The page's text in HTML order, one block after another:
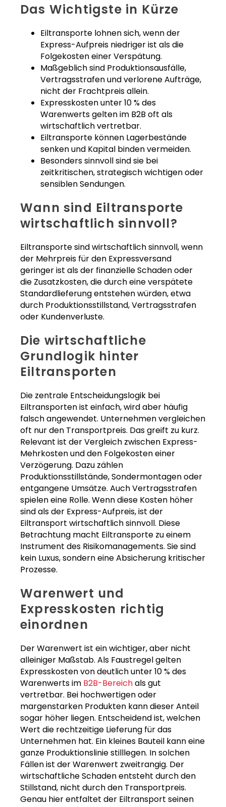
Das Wichtigste in Kürze
Eiltransporte lohnen sich, wenn der
Express-Aufpreis niedriger ist als die
Folgekosten einer Verspätung.
Maßgeblich sind Produktionsausfälle,
Vertragsstrafen und verlorene Aufträge,
nicht der Frachtpreis allein.
Expresskosten unter 10 % des
Warenwerts gelten im B2B oft als
wirtschaftlich vertretbar.
Eiltransporte können Lagerbestände
senken und Kapital binden vermeiden.
Besonders sinnvoll sind sie bei
zeitkritischen, strategisch wichtigen oder
sensiblen Sendungen.
Wann sind Eiltransporte
wirtschaftlich sinnvoll?
Eiltransporte sind wirtschaftlich sinnvoll, wenn
der Mehrpreis für den Expressversand
geringer ist als der finanzielle Schaden oder
die Zusatzkosten, die durch eine verspätete
Standardlieferung entstehen würden, etwa
durch Produktionsstillstand, Vertragsstrafen
oder Kundenverluste.
Die wirtschaftliche
Grundlogik hinter
Eiltransporten
Die zentrale Entscheidungslogik bei
Eiltransporten ist einfach, wird aber häufig
falsch angewendet. Unternehmen vergleichen
oft nur den Transportpreis. Das greift zu kurz.
Relevant ist der Vergleich zwischen Express-
Mehrkosten und den Folgekosten einer
Verzögerung. Dazu zählen
Produktionsstillstände, Sondermontagen oder
entgangene Umsätze. Auch Vertragsstrafen
spielen eine Rolle. Wenn diese Kosten höher
sind als der Express-Aufpreis, ist der
Eiltransport wirtschaftlich sinnvoll. Diese
Betrachtung macht Eiltransporte zu einem
Instrument des Risikomanagements. Sie sind
kein Luxus, sondern eine Absicherung kritischer
Prozesse.
Warenwert und
Expresskosten richtig
einordnen
Der Warenwert ist ein wichtiger, aber nicht
alleiniger Maßstab. Als Faustregel gelten
Expresskosten von deutlich unter 10 % des
Warenwerts im B2B-Bereichals gut
vertretbar. Bei hochwertigen oder
margenstarken Produkten kann dieser Anteil
sogar höher liegen. Entscheidend ist, welchen
Wert die rechtzeitige Lieferung für das
Unternehmen hat. Ein kleines Bauteil kann eine
ganze Produktionslinie stilllegen. In solchen
Fällen ist der Warenwert zweitrangig. Der
wirtschaftliche Schaden entsteht durch den
Stillstand, nicht durch den Transportpreis.
Genau hier entfaltet der Eiltransport seinen